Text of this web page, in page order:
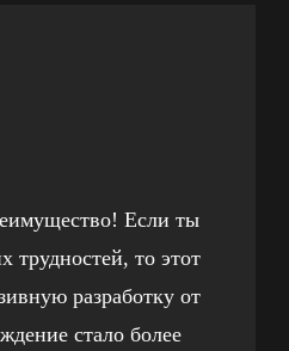
Если ты
трудностей, то этот
разработку от
стало более